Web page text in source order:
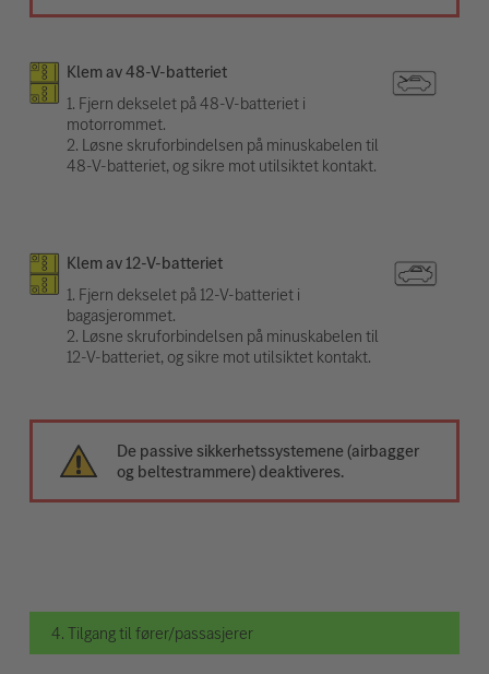
Klem av 48-V-batteriet
1. Fjern dekselet på 48-V-batteriet i
motorrommet.
2. Løsne skruforbindelsen på minuskabelen til
48-V-batteriet, og sikre mot utilsiktet kontakt.
Klem av 12-V-batteriet
1. Fjern dekselet på 12-V-batteriet i
bagasjerommet.
2. Løsne skruforbindelsen på minuskabelen til
12-V-batteriet, og sikre mot utilsiktet kontakt.
De passive sikkerhetssystemene (airbagger
og beltestrammere) deaktiveres.
4. Tilgang til fører/passasjerer